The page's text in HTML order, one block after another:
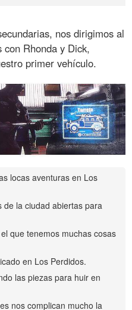
nos dirigimos al
Rhonda y Dick,
primer vehículo.
locas aventuras en Los
de la ciudad abiertas para
que tenemos muchas cosas
en Los Perdidos.
las piezas para huir en
nos complican mucho la